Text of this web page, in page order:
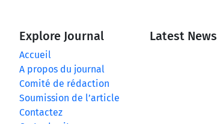
Explore Journal
Accueil
A propos du journal
Comité de rédaction
Soumission de l’article
Contactez
Latest News